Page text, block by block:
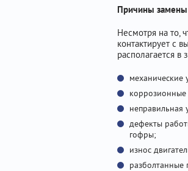
Причины
Несмотря на то,
контактирует с
располагается
коррозионные
дефекты
гофры;
износ
разболтанные